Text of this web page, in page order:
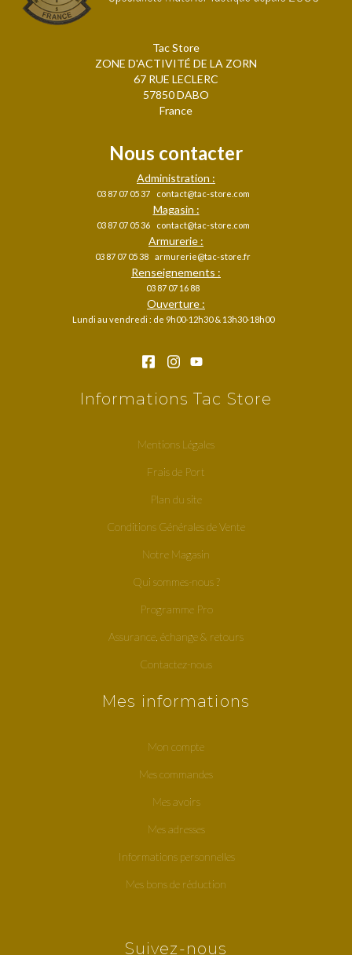
Tac Store
ZONE D'ACTIVITÉ DE LA ZORN
67 RUE LECLERC
57850 DABO
France
Nous contacter
Administration :
03 87 07 05 37 contact@tac-store.com
Magasin :
03 87 07 05 36 contact@tac-store.com
Armurerie :
03 87 07 05 38 armurerie@tac-store.fr
Renseignements :
03 87 07 16 88
Ouverture :
Lundi au vendredi : de 9h00-12h30 & 13h30-18h00
Informations Tac Store
Mentions Légales
Frais de Port
Plan du site
Conditions Générales de Vente
Notre Magasin
Qui sommes-nous ?
Programme Pro
Assurance, échange & retours
Contactez-nous
Mes informations
Mon compte
Mes commandes
Mes avoirs
Mes adresses
Informations personnelles
Mes bons de réduction
Suivez-nous